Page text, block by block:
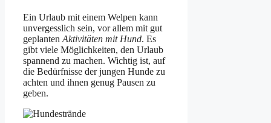
Ein Urlaub mit einem Welpen kann
unvergesslich sein, vor allem mit gut
geplanten Aktivitäten mit Hund. Es
gibt viele Möglichkeiten, den Urlaub
spannend zu machen. Wichtig ist, auf
die Bedürfnisse der jungen Hunde zu
achten und ihnen genug Pausen zu
geben.